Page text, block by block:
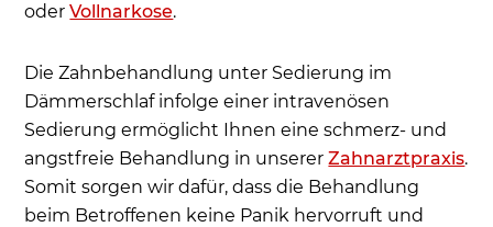
Zahnmedizin
Ängste zu besiegen
Studie zur Verhaltenstherapie bei
Zahnarztangst
Was kann der Zahnarzt tun bei sehr starker
Panikstörung wie Panikattacken?
oderVollnarkose.
Die Zahnbehandlung unter Sedierung im
Dämmerschlaf infolge einer intravenösen
Sedierung ermöglicht Ihnen eine schmerz- und
angstfreie Behandlung in unsererZahnarztpraxis.
Somit sorgen wir dafür, dass die Behandlung
beim Betroffenen keine Panik hervorruft und